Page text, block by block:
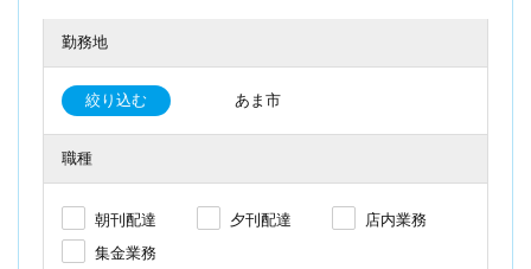
勤務地
絞り込む あま市
職種
朝刊配達 夕刊配達
店内業務
集金業務